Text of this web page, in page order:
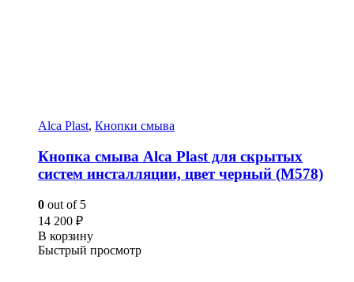
Alca Plast, Кнопки смыва
Кнопка смыва Alca Plast для скрытых
систем инсталляции, цвет черный (M578)
0 out of 5
14 200 ₽
В корзину
Быстрый просмотр